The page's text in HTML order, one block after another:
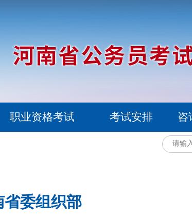
职业资格考试 考试安排 咨
省委组织部